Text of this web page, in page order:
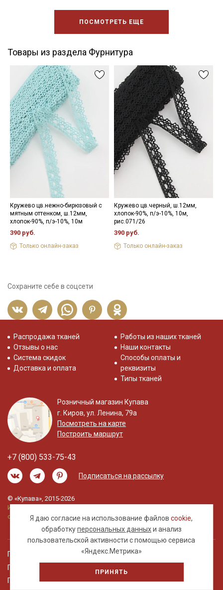
ПОСМОТРЕТЬ ЕЩЕ
Товары из раздела Фурнитура
Кружево цв.нежно-бирюзовый с
мятным оттенком, ш.12мм,
хлопок-90%, п/э-10%, 10м
390 руб.
Только онлайн-заказ
Кружево цв.черный, ш.12мм,
хлопок-90%, п/э-10%, 10м,
рис.071/26
390 руб.
Только онлайн-заказ
Сохраните себе в соцсети
Я даю согласие на использование файловcookie,
обработкуперсональных данныхи анализ
пользовательской активности с помощью сервиса
«Яндекс.Метрика»
ПРИНЯТЬ
Распродажа тканей
Отзывы о нас
Система скидок
Доставка и оплата
Работы из наших тканей
Наши контакты
Способы оплаты и
реквизиты
Типы тканей
Розничный магазин Купава
г. Киров, ул. Ленина, 79а
Посмотреть на карте
Построить маршрут
+7 (800) 533-75-43
Подписаться на рассылку
© «Купава», 2015-2026
Информация на сайте не является публичной
офертой.
Правовая информация
Политика обработки персональных данных
Пользовательское соглашение